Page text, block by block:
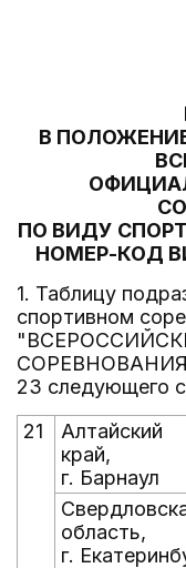
В
ПО ВИДУ
НОМЕР-КОД
1. Таблицу
спортивном
СОРЕВНОВАНИЯ"
23 следующего
21
Алтайский
край,
г. Барнаул
область,
г.